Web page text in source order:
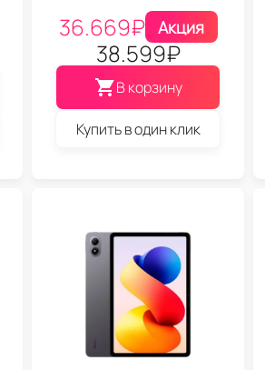
36.669₽ Акция
38.599₽
В корзину
Купить в один клик